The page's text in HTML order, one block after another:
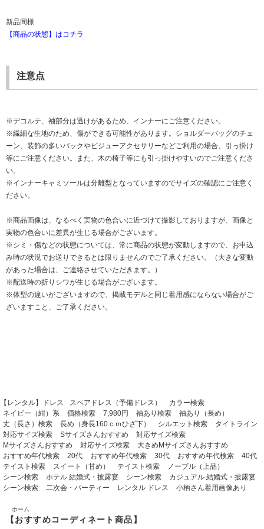
新品同様
【商品の状態】はコチラ
注意点
※デコルテ、袖部分は透けがあるため、インナーにご注意ください。
※繊細な生地のため、傷ができる可能性があります。ショルダーバッグのチェ
ーン、装飾の多いバックやビジューアクセサリーなどご利用の場合、引っ掛け
等にご注意ください。また、木の椅子等にも引っ掛けやすいのでご注意くださ
い。
※インナーキャミソールは分離型となっていますのでサイズの確認にご注意く
ださい。
※商品画像は、なるべく実物の色合いに近づけて撮影しておりますが、画像と
実物の色合いに差異が生じる場合がございます。
※シミ・傷などの状態については、常に商品の状態が変動しますので、お申込
み時の状況でお送りできるとは限りませんのでご了承ください。（大きな変動
があった場合は、ご連絡させていただきます。）
※配送時の折りシワが生じる場合がございます。
※体型の違いがございますので、掲載モデルと同じ着用感にならない場合がご
ざいますこと、ご了承ください。
【レンタル】ドレス スペアドレス（予備ドレス）
カラー検索
ネイビー（紺）系
価格検索 7,980円 袖あり検索
袖あり（長め）
丈（長さ）検索
長め（身長160ｃｍひざ下） シルエット検索
タイトライン
対応サイズ検索
Sサイズさんおすすめ
対応サイズ検索
Mサイズさんおすすめ
対応サイズ検索
大きめMサイズさんおすすめ
おすすめ年代検索
20代 おすすめ年代検索 30代 おすすめ年代検索
40代
テイスト検索
スイート（甘め） テイスト検索
ノーブル（上品）
シーン検索
ホテル 結婚式・披露宴 シーン検索
カジュアル 結婚式・披露宴
シーン検索
二次会・パーティー レンタル ドレス 小柄さん着用画像あり
ホーム
【おすすめコーディネート商品】